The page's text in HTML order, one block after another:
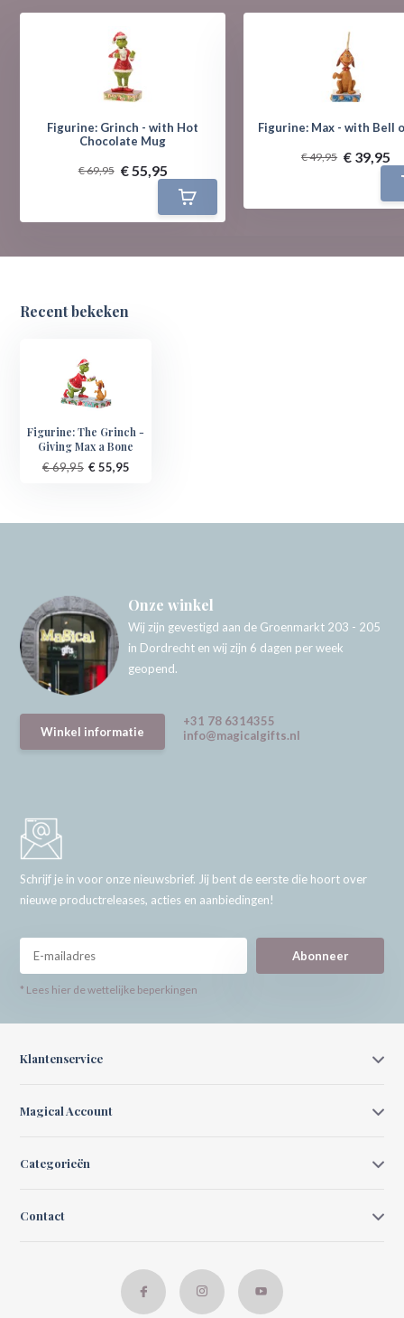
Figurine: Grinch - with Hot
Chocolate Mug
€ 69,95 € 55,95
Figurine: Max - with Bell
€ 49,95 € 39,95
Recent bekeken
Figurine: The Grinch -
Giving Max a Bone
€ 69,95 € 55,95
Onze winkel
Wij zijn gevestigd aan de Groenmarkt 203 - 205
in Dordrecht en wij zijn 6 dagen per week
geopend.
Winkel informatie
+31 78 6314355
info@magicalgifts.nl
Schrijf je in voor onze nieuwsbrief. Jij bent de eerste die hoort over
nieuwe productreleases, acties en aanbiedingen!
Abonneer
* Lees hier de wettelijke beperkingen
Klantenservice
Magical Account
Categorieën
Contact